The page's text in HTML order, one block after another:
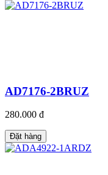
AD7176-2BRUZ
280.000 đ
Đặt hàng